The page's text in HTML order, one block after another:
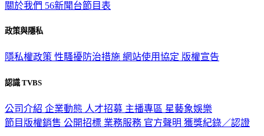
關於我們 56新聞台節目表
政策與隱私
隱私權政策 性騷擾防治措施 網站使用協定 版權宣告
認識 TVBS
公司介紹 企業動態 人才招募 主播專區 星藝象娛樂
節目版權銷售 公開招標 業務服務 官方聲明 獲獎紀錄／認證